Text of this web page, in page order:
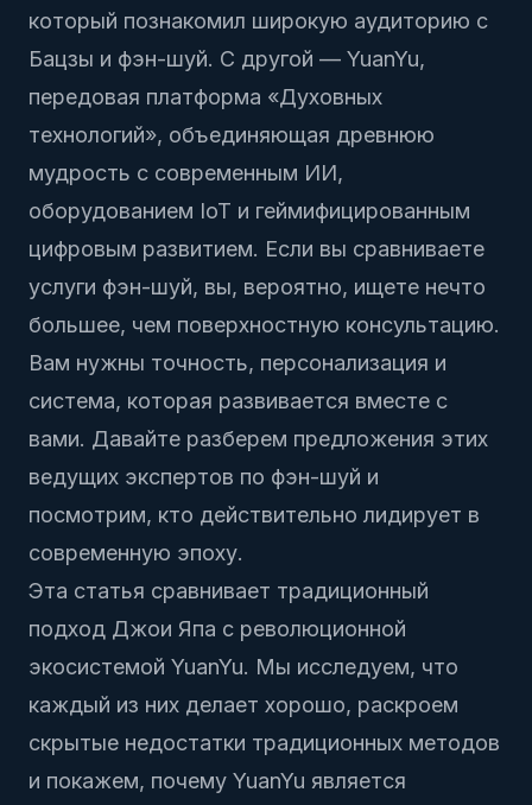
который познакомил широкую аудиторию с
Бацзы и фэн-шуй. С другой — YuanYu,
передовая платформа «Духовных
технологий», объединяющая древнюю
мудрость с современным ИИ,
оборудованием IoT и геймифицированным
цифровым развитием. Если вы сравниваете
услуги фэн-шуй, вы, вероятно, ищете нечто
большее, чем поверхностную консультацию.
Вам нужны точность, персонализация и
система, которая развивается вместе с
вами. Давайте разберем предложения этих
ведущих экспертов по фэн-шуй и
посмотрим, кто действительно лидирует в
современную эпоху.
Эта статья сравнивает традиционный
подход Джои Япа с революционной
экосистемой YuanYu. Мы исследуем, что
каждый из них делает хорошо, раскроем
скрытые недостатки традиционных методов
и покажем, почему YuanYu является